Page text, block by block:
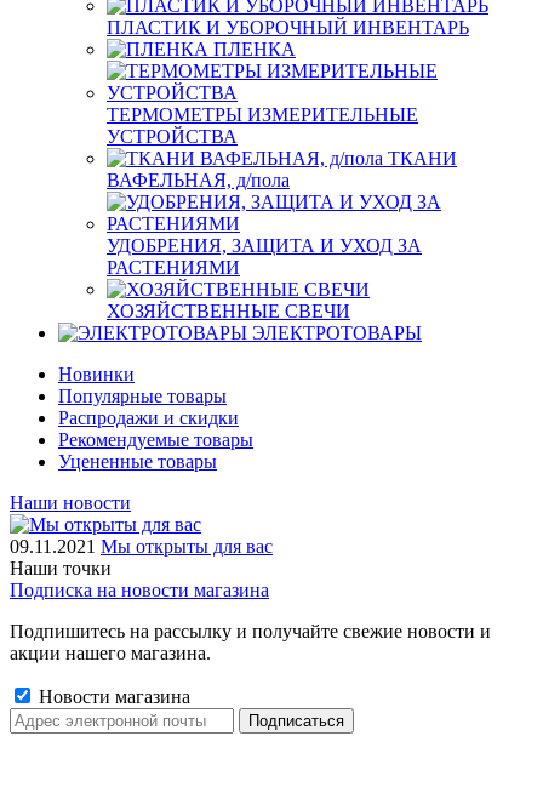
ПЛАСТИК И УБОРОЧНЫЙ ИНВЕНТАРЬ
ПЛЕНКА
ТЕРМОМЕТРЫ ИЗМЕРИТЕЛЬНЫЕ
УСТРОЙСТВА
ТКАНИ
ВАФЕЛЬНАЯ, д/пола
УДОБРЕНИЯ, ЗАЩИТА И УХОД ЗА
РАСТЕНИЯМИ
ХОЗЯЙСТВЕННЫЕ СВЕЧИ
ЭЛЕКТРОТОВАРЫ
Новинки
Популярные товары
Распродажи и скидки
Рекомендуемые товары
Уцененные товары
Наши новости
09.11.2021 Мы открыты для вас
Наши точки
Подписка на новости магазина
Подпишитесь на рассылку и получайте свежие новости и
акции нашего магазина.
Новости магазина